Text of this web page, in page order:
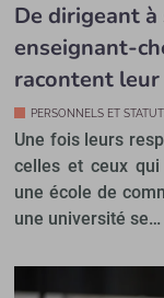
De dirigeant à
enseignant-
racontent
PERSONNELS ET
Une fois leurs
celles et ceux
une école de
une université se…